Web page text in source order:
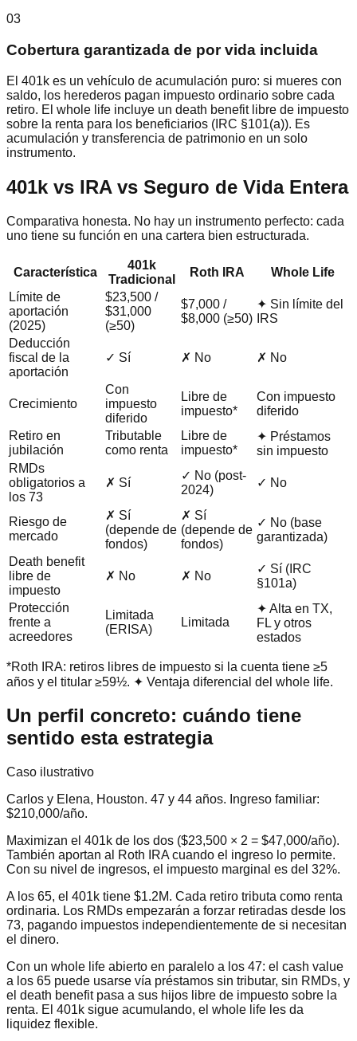
03
Cobertura garantizada de por vida incluida
El 401k es un vehículo de acumulación puro: si mueres con
saldo, los herederos pagan impuesto ordinario sobre cada
retiro. El whole life incluye un death benefit libre de impuesto
sobre la renta para los beneficiarios (IRC §101(a)). Es
acumulación y transferencia de patrimonio en un solo
instrumento.
401k vs IRA vs Seguro de Vida Entera
Comparativa honesta. No hay un instrumento perfecto: cada
uno tiene su función en una cartera bien estructurada.
Característica
401k
Tradicional
Roth IRA
Whole Life
Límite de
aportación
(2025)
$23,500 /
$31,000
(≥50)
$7,000 /
$8,000 (≥50)
✦ Sin límite del
IRS
Deducción
fiscal de la
aportación
✓ Sí ✗ No ✗ No
Crecimiento
Con
impuesto
diferido
Libre de
impuesto*
Con impuesto
diferido
Retiro en
jubilación
Tributable
como renta
Libre de
impuesto*
✦ Préstamos
sin impuesto
RMDs
obligatorios a
los 73
✗ Sí
✓ No (post-
2024)
✓ No
Riesgo de
mercado
✗ Sí
(depende de
fondos)
✗ Sí
(depende de
fondos)
✓ No (base
garantizada)
Death benefit
libre de
impuesto
✗ No ✗ No
✓ Sí (IRC
§101a)
Protección
frente a
acreedores
Limitada
(ERISA)
Limitada
✦ Alta en TX,
FL y otros
estados
*Roth IRA: retiros libres de impuesto si la cuenta tiene ≥5
años y el titular ≥59½. ✦ Ventaja diferencial del whole life.
Un perfil concreto: cuándo tiene
sentido esta estrategia
Caso ilustrativo
Carlos y Elena, Houston. 47 y 44 años. Ingreso familiar:
$210,000/año.
Maximizan el 401k de los dos ($23,500 × 2 = $47,000/año).
También aportan al Roth IRA cuando el ingreso lo permite.
Con su nivel de ingresos, el impuesto marginal es del 32%.
A los 65, el 401k tiene $1.2M. Cada retiro tributa como renta
ordinaria. Los RMDs empezarán a forzar retiradas desde los
73, pagando impuestos independientemente de si necesitan
el dinero.
Con un whole life abierto en paralelo a los 47: el cash value
a los 65 puede usarse vía préstamos sin tributar, sin RMDs, y
el death benefit pasa a sus hijos libre de impuesto sobre la
renta. El 401k sigue acumulando, el whole life les da
liquidez flexible.